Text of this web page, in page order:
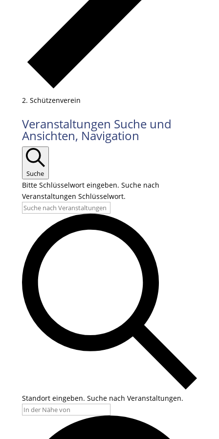
Schützenverein
Veranstaltungen
Veranstaltungen Suche und
Ansichten, Navigation
Suche
Bitte Schlüsselwort eingeben. Suche nach
Veranstaltungen Schlüsselwort.
Standort eingeben. Suche nach Veranstaltungen.